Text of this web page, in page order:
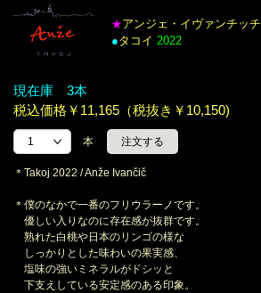
★アンジェ・イヴァンチッチ
●タコイ 2022
現在庫 3本
税込価格￥11,165（税抜き￥10,150)
本
＊Takoj 2022 / Anže Ivančič
＊僕のなかで一番のフリウラーノです。
優しい入りなのに存在感が抜群です。
熟れた白桃や日本のリンゴの様な
しっかりとした味わいの果実感、
塩味の強いミネラルがドシッと
下支えしている安定感のある印象。